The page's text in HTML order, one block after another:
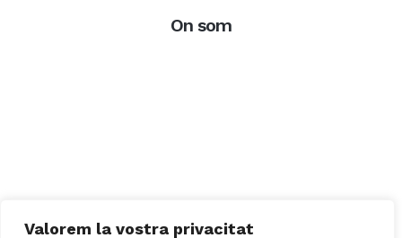
Valorem la vostra privacitat
On som